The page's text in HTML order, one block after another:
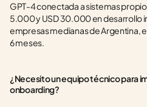
GPT-4 conectada a sistemas
5.000 y USD 30.000 en desarrollo
empresas medianas de Argentina,
6 meses.
¿Necesito un equipo técnico para
onboarding?